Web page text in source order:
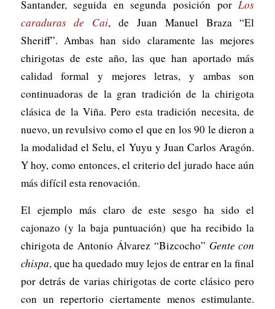
Santander, seguida en segunda posición por Los
caraduras de Cai, de Juan Manuel Braza “El
Sheriff”. Ambas han sido claramente las mejores
chirigotas de este año, las que han aportado más
calidad formal y mejores letras, y ambas son
continuadoras de la gran tradición de la chirigota
clásica de la Viña. Pero esta tradición necesita, de
nuevo, un revulsivo como el que en los 90 le dieron a
la modalidad el Selu, el Yuyu y Juan Carlos Aragón.
Y hoy, como entonces, el criterio del jurado hace aún
más difícil esta renovación.
El ejemplo más claro de este sesgo ha sido el
cajonazo (y la baja puntuación) que ha recibido la
chirigota de Antonio Álvarez “Bizcocho” Gente con
chispa, que ha quedado muy lejos de entrar en la final
por detrás de varias chirigotas de corte clásico pero
con un repertorio ciertamente menos estimulante.